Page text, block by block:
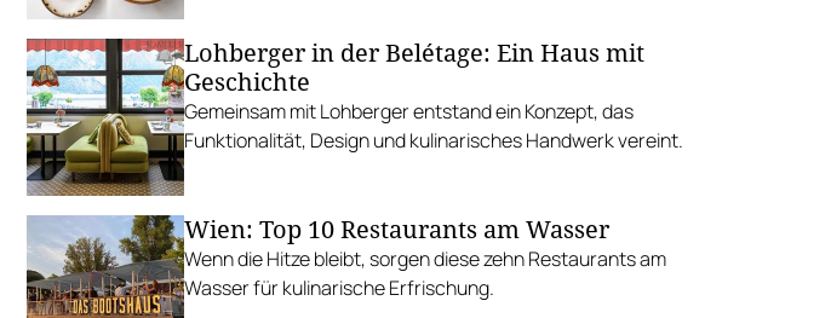
Lohberger in der Belétage: Ein Haus mit
Geschichte
Gemeinsam mit Lohberger entstand ein Konzept, das
Funktionalität, Design und kulinarisches Handwerk vereint.
Wien: Top 10 Restaurants am Wasser
Wenn die Hitze bleibt, sorgen diese zehn Restaurants am
Wasser für kulinarische Erfrischung.